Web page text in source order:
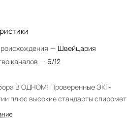
— Швейцария
каналов — 6/12
В ОДНОМ! Проверенные ЭКГ-
плюс высокие стандарты